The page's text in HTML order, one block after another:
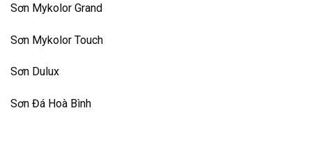
Sơn Mykolor Grand
Sơn Mykolor Touch
Sơn Dulux
Sơn Đá Hoà Bình